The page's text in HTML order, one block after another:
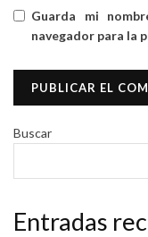
Guarda mi
navegador para la
Buscar
Entradas